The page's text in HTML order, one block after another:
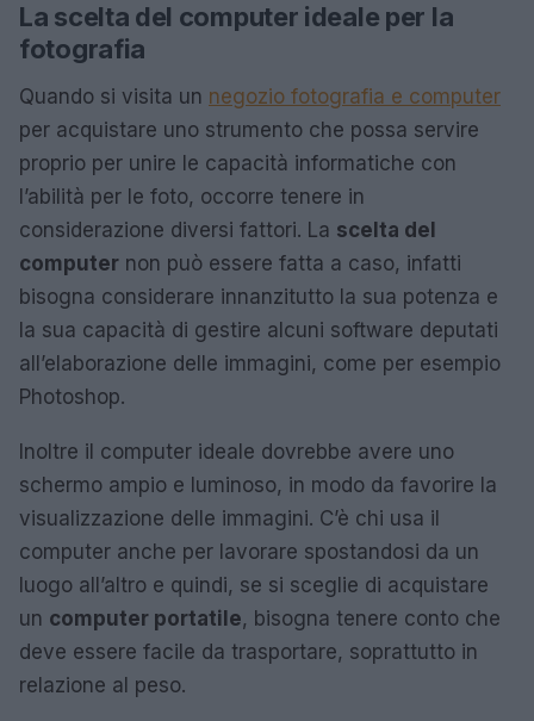
La scelta del computer ideale per la
fotografia
Quando si visita un negozio fotografia e computer
per acquistare uno strumento che possa servire
proprio per unire le capacità informatiche con
l’abilità per le foto, occorre tenere in
considerazione diversi fattori. La scelta del
computer non può essere fatta a caso, infatti
bisogna considerare innanzitutto la sua potenza e
la sua capacità di gestire alcuni software deputati
all’elaborazione delle immagini, come per esempio
Photoshop.
Inoltre il computer ideale dovrebbe avere uno
schermo ampio e luminoso, in modo da favorire la
visualizzazione delle immagini. C’è chi usa il
computer anche per lavorare spostandosi da un
luogo all’altro e quindi, se si sceglie di acquistare
un computer portatile, bisogna tenere conto che
deve essere facile da trasportare, soprattutto in
relazione al peso.